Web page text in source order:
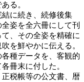
る。
に続き、続修後集
姿を全六冊にして刊
、その全姿を精確に
を鮮やかに伝える。
種データを、客観的
冊末に付した。
税帳等の公文書、暦